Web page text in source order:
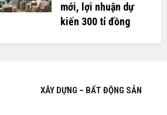
mới, lợi nhuận dự
kiến 300 tỉ đồng
XÂY DỰNG – BẤT ĐỘNG SẢN